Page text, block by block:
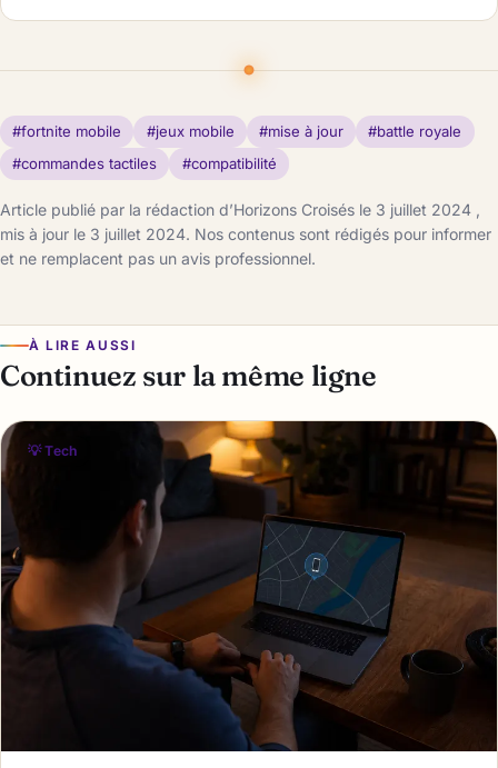
#fortnite mobile #jeux mobile #mise à jour
#battle royale
#commandes tactiles
#compatibilité
Article publié par la rédaction d’Horizons Croisés le 3 juillet 2024 ,
mis à jour le 3 juillet 2024. Nos contenus sont rédigés pour informer
et ne remplacent pas un avis professionnel.
À LIRE AUSSI
Continuez sur la même ligne
💡 Tech